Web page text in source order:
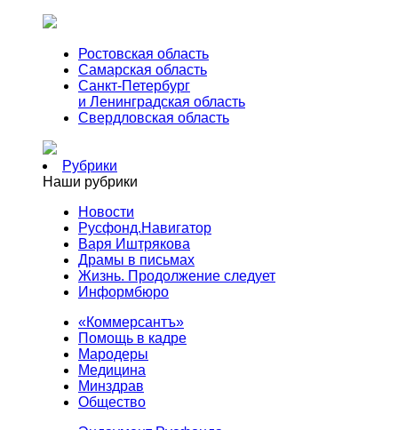
Ростовская область
Самарская область
Санкт-Петербург
и Ленинградская область
Свердловская область
Рубрики
Наши рубрики
Новости
Русфонд.Навигатор
Варя Иштрякова
Драмы в письмах
Жизнь. Продолжение следует
Информбюро
«Коммерсантъ»
Помощь в кадре
Мародеры
Медицина
Минздрав
Общество